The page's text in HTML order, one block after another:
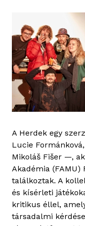
A Herdek egy
Lucie
Mikoláš Fišer —,
Akadémia (FAMU)
találkoztak. A
és kísérleti
kritikus éllel,
társadalmi